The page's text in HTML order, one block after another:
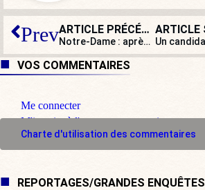
Prev ARTICLE PRÉCÉDENT
Notre-Dame : après les délires de com’ et la course aux millions, enfin la question des responsabilités ?
VOS COMMENTAIRES
Me connecter
M'inscrire à l'espace commentaire
Charte d'utilisation des commentaires
REPORTAGES/GRANDES ENQUÊTES